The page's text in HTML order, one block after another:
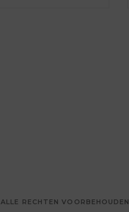
ALLE RECHTEN VOORBEHOUDEN